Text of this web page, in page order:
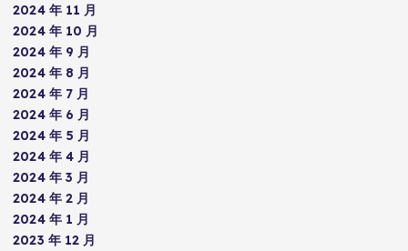
2024 年 11 月
2024 年 10 月
2024 年 9 月
2024 年 8 月
2024 年 7 月
2024 年 6 月
2024 年 5 月
2024 年 4 月
2024 年 3 月
2024 年 2 月
2024 年 1 月
2023 年 12 月